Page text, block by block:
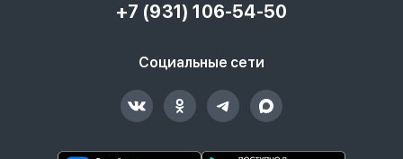
+7 (931) 106-54-50
Социальные сети